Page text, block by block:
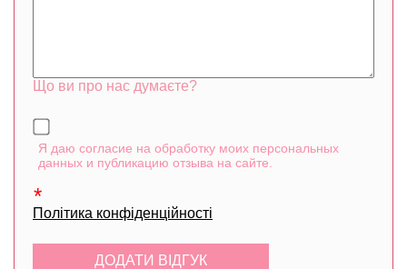
Що ви про нас думаєте?
Я даю согласие на обработку моих персональных
данных и публикацию отзыва на сайте.
Політика конфіденційності